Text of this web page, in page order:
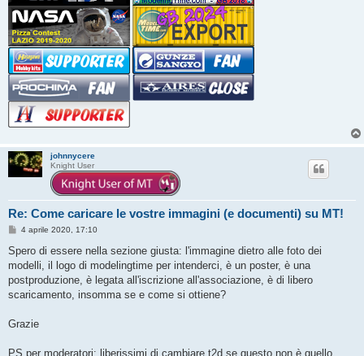
johnnycere
Knight User
Re: Come caricare le vostre immagini (e documenti) su MT!
M
s
a
g
i
4 aprile 2020, 17:10
Spero di essere nella sezione giusta: l'immagine dietro alle foto dei
modelli, il logo di modelingtime per intenderci, è un poster, è una
postproduzione, è legata all'iscrizione all'associazione, è di libero
scaricamento, insomma se e come si ottiene?
Grazie
PS per moderatori: liberissimi di cambiare t2d se questo non è quello